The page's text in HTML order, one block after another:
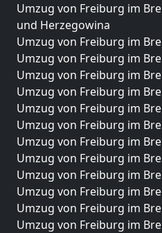
Umzug von Freiburg im
und Herzegowina
Umzug von Freiburg im
Umzug von Freiburg im
Umzug von Freiburg im
Umzug von Freiburg im
Umzug von Freiburg im
Umzug von Freiburg im
Umzug von Freiburg im
Umzug von Freiburg im
Umzug von Freiburg im
Umzug von Freiburg im
Umzug von Freiburg im
Umzug von Freiburg im